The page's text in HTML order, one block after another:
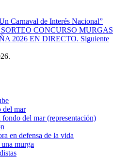
Carnaval de Interés Nacional”
CONCURSO MURGAS
2026 EN DIRECTO. Siguiente
del mar
fondo del mar (representación)
en defensa de la vida
murga